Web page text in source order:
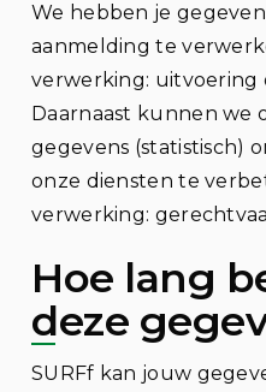
We hebben je
aanmelding te
verwerking: uitvoering
Daarnaast kunnen we
gegevens (statistisch)
onze diensten te
verwerking:
Hoe lang
deze
SURFf kan jouw